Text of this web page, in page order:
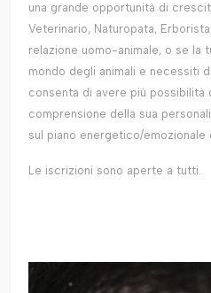
una grande opportunità di
Veterinario, Naturopata,
relazione uomo-animale, o se la
mondo degli animali e necessiti
consenta di avere più possibilità
comprensione della sua
sul piano energetico/emozionale
Le iscrizioni sono aperte a tutti.